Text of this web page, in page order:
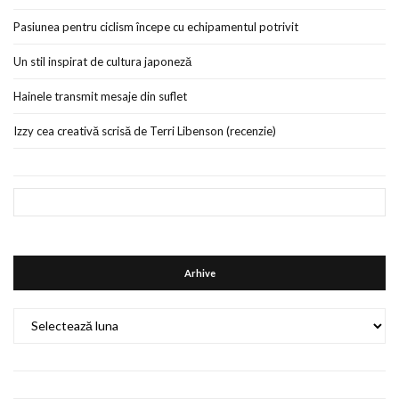
Pasiunea pentru ciclism începe cu echipamentul potrivit
Un stil inspirat de cultura japoneză
Hainele transmit mesaje din suflet
Izzy cea creativă scrisă de Terri Libenson (recenzie)
Arhive